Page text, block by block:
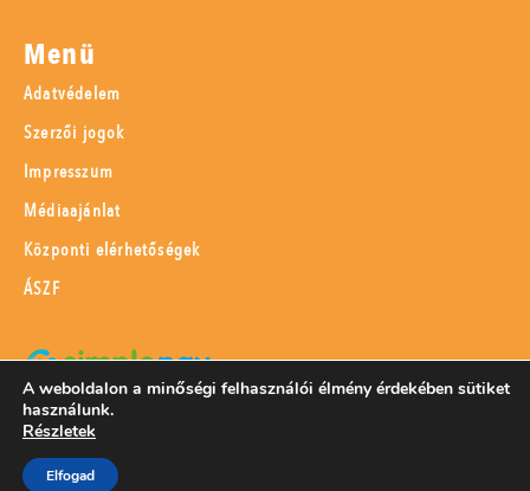
Menü
Adatvédelem
Szerzői jogok
Impresszum
Médiaajánlat
Központi elérhetőségek
ÁSZF
SimplePay adattovábbítási nyilatkozat
A weboldalon a minőségi felhasználói élmény érdekében sütiket
használunk.
Részletek
Elfogad